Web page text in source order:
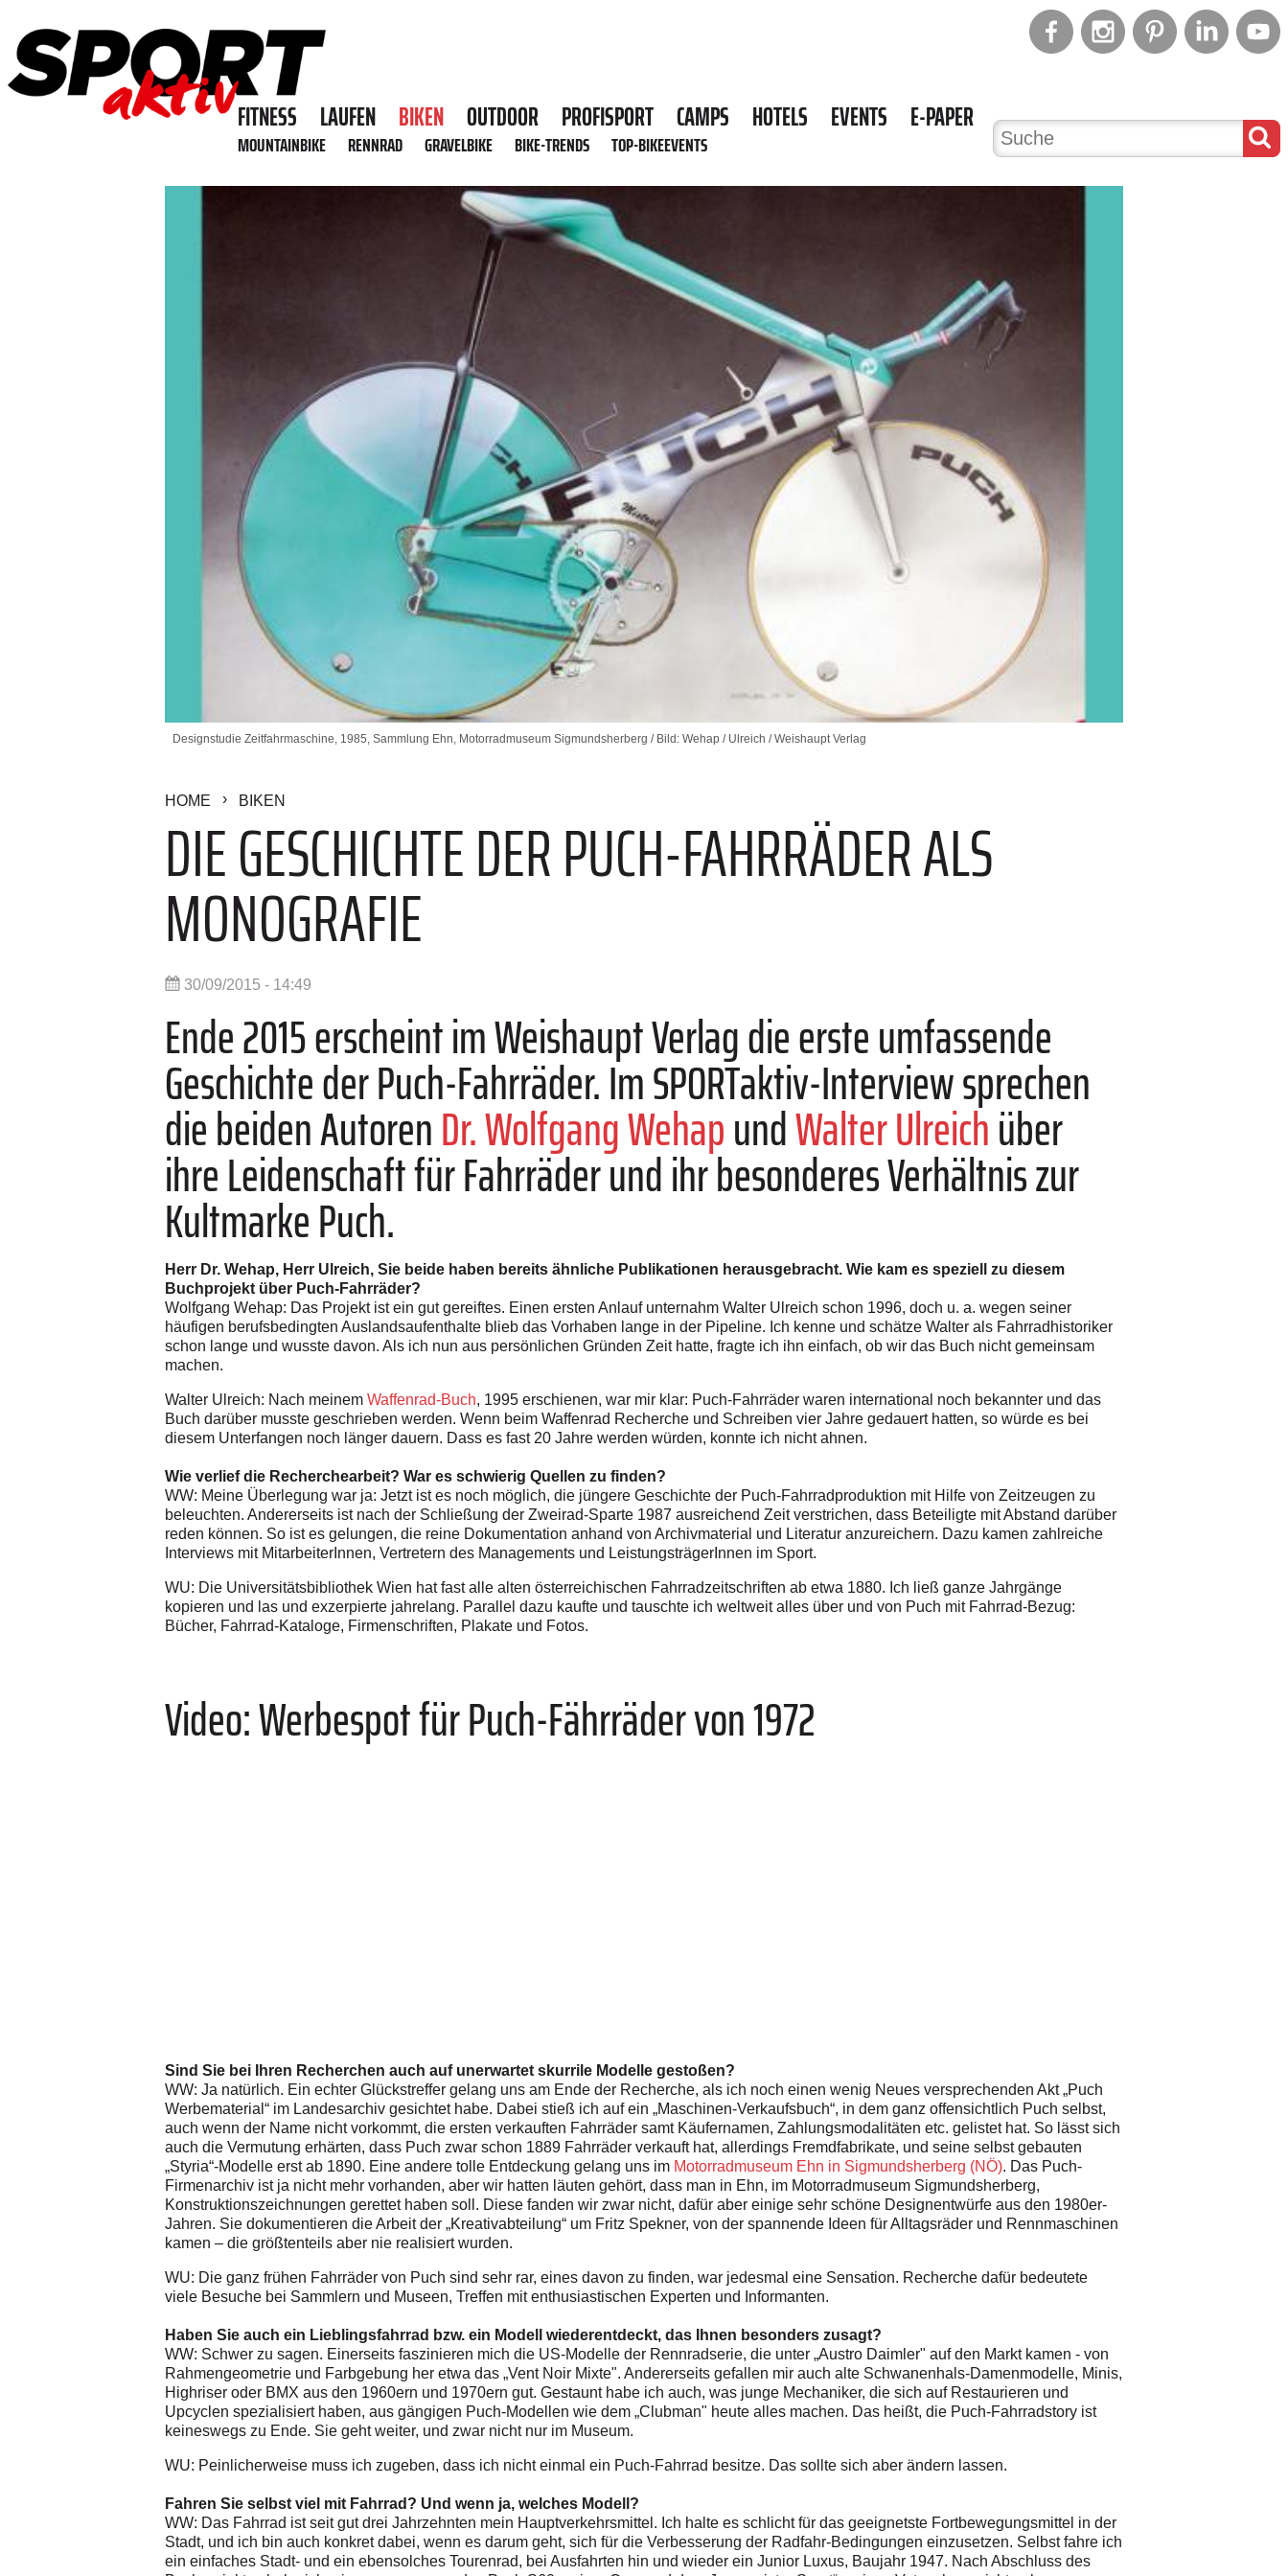
FITNESS LAUFEN BIKEN OUTDOOR PROFISPORT CAMPS HOTELS EVENTS E-PAPER
MOUNTAINBIKE RENNRAD GRAVELBIKE BIKE-TRENDS TOP-BIKEEVENTS
Designstudie Zeitfahrmaschine, 1985, Sammlung Ehn, Motorradmuseum Sigmundsherberg / Bild: Wehap / Ulreich / Weishaupt Verlag
HOME BIKEN
DIE GESCHICHTE DER PUCH-FAHRRÄDER ALS
MONOGRAFIE
30/09/2015 - 14:49
Ende 2015 erscheint im Weishaupt Verlag die erste umfassende
Geschichte der Puch-Fahrräder. Im SPORTaktiv-Interview sprechen
die beiden AutorenDr. Wolfgang WehapundWalter Ulreichüber
ihre Leidenschaft für Fahrräder und ihr besonderes Verhältnis zur
Kultmarke Puch.
Herr Dr. Wehap, Herr Ulreich, Sie beide haben bereits ähnliche Publikationen herausgebracht. Wie kam es speziell zu diesem
Buchprojekt über Puch-Fahrräder?
Wolfgang Wehap: Das Projekt ist ein gut gereiftes. Einen ersten Anlauf unternahm Walter Ulreich schon 1996, doch u. a. wegen seiner
häufigen berufsbedingten Auslandsaufenthalte blieb das Vorhaben lange in der Pipeline. Ich kenne und schätze Walter als Fahrradhistoriker
schon lange und wusste davon. Als ich nun aus persönlichen Gründen Zeit hatte, fragte ich ihn einfach, ob wir das Buch nicht gemeinsam
machen.
Walter Ulreich: Nach meinem Waffenrad-Buch, 1995 erschienen, war mir klar: Puch-Fahrräder waren international noch bekannter und das
Buch darüber musste geschrieben werden. Wenn beim Waffenrad Recherche und Schreiben vier Jahre gedauert hatten, so würde es bei
diesem Unterfangen noch länger dauern. Dass es fast 20 Jahre werden würden, konnte ich nicht ahnen.
Wie verlief die Recherchearbeit? War es schwierig Quellen zu finden?
WW: Meine Überlegung war ja: Jetzt ist es noch möglich, die jüngere Geschichte der Puch-Fahrradproduktion mit Hilfe von Zeitzeugen zu
beleuchten. Andererseits ist nach der Schließung der Zweirad-Sparte 1987 ausreichend Zeit verstrichen, dass Beteiligte mit Abstand darüber
reden können. So ist es gelungen, die reine Dokumentation anhand von Archivmaterial und Literatur anzureichern. Dazu kamen zahlreiche
Interviews mit MitarbeiterInnen, Vertretern des Managements und LeistungsträgerInnen im Sport.
WU: Die Universitätsbibliothek Wien hat fast alle alten österreichischen Fahrradzeitschriften ab etwa 1880. Ich ließ ganze Jahrgänge
kopieren und las und exzerpierte jahrelang. Parallel dazu kaufte und tauschte ich weltweit alles über und von Puch mit Fahrrad-Bezug:
Bücher, Fahrrad-Kataloge, Firmenschriften, Plakate und Fotos.
Video: Werbespot für Puch-Fährräder von 1972
Sind Sie bei Ihren Recherchen auch auf unerwartet skurrile Modelle gestoßen?
WW: Ja natürlich. Ein echter Glückstreffer gelang uns am Ende der Recherche, als ich noch einen wenig Neues versprechenden Akt „Puch
Werbematerial“ im Landesarchiv gesichtet habe. Dabei stieß ich auf ein „Maschinen-Verkaufsbuch“, in dem ganz offensichtlich Puch selbst,
auch wenn der Name nicht vorkommt, die ersten verkauften Fahrräder samt Käufernamen, Zahlungsmodalitäten etc. gelistet hat. So lässt sich
auch die Vermutung erhärten, dass Puch zwar schon 1889 Fahrräder verkauft hat, allerdings Fremdfabrikate, und seine selbst gebauten
„Styria“-Modelle erst ab 1890. Eine andere tolle Entdeckung gelang uns im Motorradmuseum Ehn in Sigmundsherberg (NÖ). Das Puch-
Firmenarchiv ist ja nicht mehr vorhanden, aber wir hatten läuten gehört, dass man in Ehn, im Motorradmuseum Sigmundsherberg,
Konstruktionszeichnungen gerettet haben soll. Diese fanden wir zwar nicht, dafür aber einige sehr schöne Designentwürfe aus den 1980er-
Jahren. Sie dokumentieren die Arbeit der „Kreativabteilung“ um Fritz Spekner, von der spannende Ideen für Alltagsräder und Rennmaschinen
kamen – die größtenteils aber nie realisiert wurden.
WU: Die ganz frühen Fahrräder von Puch sind sehr rar, eines davon zu finden, war jedesmal eine Sensation. Recherche dafür bedeutete
viele Besuche bei Sammlern und Museen, Treffen mit enthusiastischen Experten und Informanten.
Haben Sie auch ein Lieblingsfahrrad bzw. ein Modell wiederentdeckt, das Ihnen besonders zusagt?
WW: Schwer zu sagen. Einerseits faszinieren mich die US-Modelle der Rennradserie, die unter „Austro Daimler" auf den Markt kamen - von
Rahmengeometrie und Farbgebung her etwa das „Vent Noir Mixte". Andererseits gefallen mir auch alte Schwanenhals-Damenmodelle, Minis,
Highriser oder BMX aus den 1960ern und 1970ern gut. Gestaunt habe ich auch, was junge Mechaniker, die sich auf Restaurieren und
Upcyclen spezialisiert haben, aus gängigen Puch-Modellen wie dem „Clubman" heute alles machen. Das heißt, die Puch-Fahrradstory ist
keineswegs zu Ende. Sie geht weiter, und zwar nicht nur im Museum.
WU: Peinlicherweise muss ich zugeben, dass ich nicht einmal ein Puch-Fahrrad besitze. Das sollte sich aber ändern lassen.
Fahren Sie selbst viel mit Fahrrad? Und wenn ja, welches Modell?
WW: Das Fahrrad ist seit gut drei Jahrzehnten mein Hauptverkehrsmittel. Ich halte es schlicht für das geeignetste Fortbewegungsmittel in der
Stadt, und ich bin auch konkret dabei, wenn es darum geht, sich für die Verbesserung der Radfahr-Bedingungen einzusetzen. Selbst fahre ich
ein einfaches Stadt- und ein ebensolches Tourenrad, bei Ausfahrten hin und wieder ein Junior Luxus, Baujahr 1947. Nach Abschluss des